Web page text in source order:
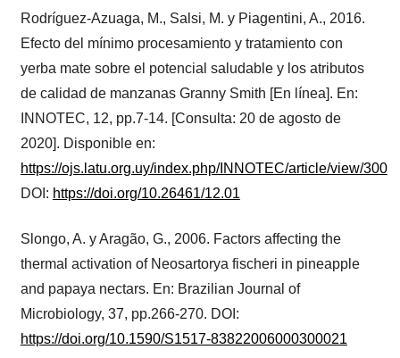
Rodríguez-Azuaga, M., Salsi, M. y Piagentini, A., 2016.
Efecto del mínimo procesamiento y tratamiento con
yerba mate sobre el potencial saludable y los atributos
de calidad de manzanas Granny Smith [En línea]. En:
INNOTEC, 12, pp.7-14. [Consulta: 20 de agosto de
2020]. Disponible en:
https://ojs.latu.org.uy/index.php/INNOTEC/article/view/300
DOI: https://doi.org/10.26461/12.01
Slongo, A. y Aragão, G., 2006. Factors affecting the
thermal activation of Neosartorya fischeri in pineapple
and papaya nectars. En: Brazilian Journal of
Microbiology, 37, pp.266-270. DOI:
https://doi.org/10.1590/S1517-83822006000300021